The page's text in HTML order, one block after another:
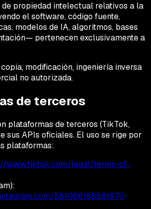
de propiedad intelectual relativos a la
el software, código fuente,
modelos de IA, algoritmos, bases
pertenecen exclusivamente a
modificación, ingeniería inversa
no autorizada.
de terceros
plataformas de terceros (TikTok,
sus APIs oficiales. El uso se rige por
plataformas:
www.tiktok.com/legal/terms-of-
581066165581870